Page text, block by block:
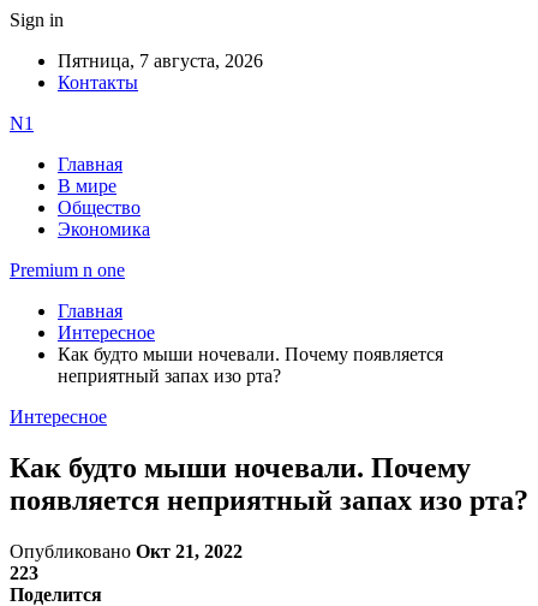
Sign in
Пятница, 7 августа, 2026
Контакты
N1
Главная
В мире
Общество
Экономика
Premium n one
Главная
Интересное
Как будто мыши ночевали. Почему появляется
неприятный запах изо рта?
Интересное
Как будто мыши ночевали. Почему
появляется неприятный запах изо рта?
Опубликовано Окт 21, 2022
223
Поделится